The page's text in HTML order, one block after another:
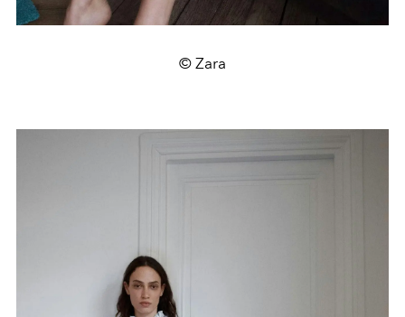
© Zara